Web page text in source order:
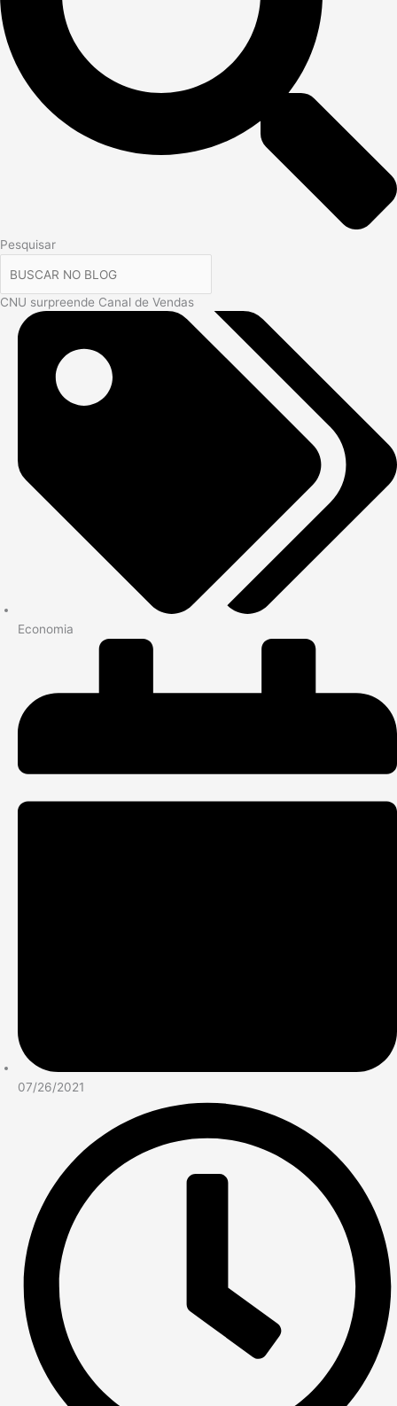
Pesquisar
CNU surpreende Canal de Vendas
Economia
07/26/2021